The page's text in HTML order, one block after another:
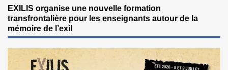
EXILIS organise une nouvelle formation
transfrontalière pour les enseignants autour de la
mémoire de l’exil